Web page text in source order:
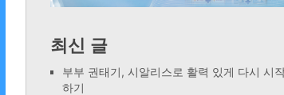
최신 글
부부 권태기, 시알리스로 활력 있게 다시 시
하기